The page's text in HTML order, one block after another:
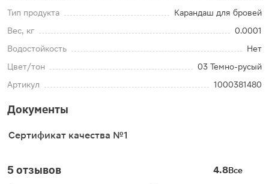
Тип продукта
Карандаш для бровей
Вес, кг
0.0001
Водостойкость
Нет
Цвет/тон
03 Темно-русый
Артикул
1000381480
Документы
Сертификат качества №1
5 отзывов 4.8Все